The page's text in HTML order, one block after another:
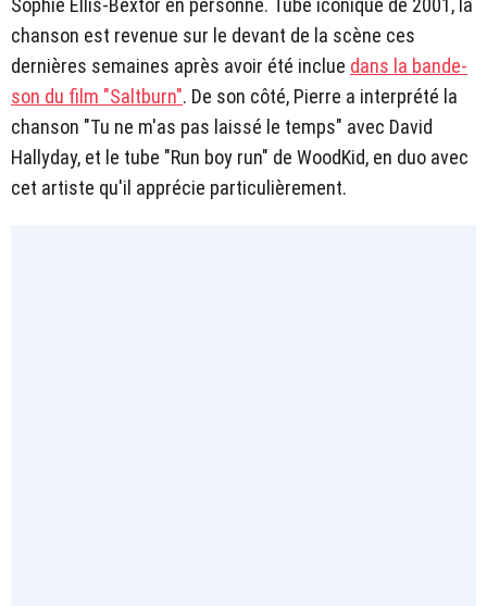
Sophie Ellis-Bextor en personne. Tube iconique de 2001, la
chanson est revenue sur le devant de la scène ces
dernières semaines après avoir été inclue dans la bande-
son du film "Saltburn". De son côté, Pierre a interprété la
chanson "Tu ne m'as pas laissé le temps" avec David
Hallyday, et le tube "Run boy run" de WoodKid, en duo avec
cet artiste qu'il apprécie particulièrement.